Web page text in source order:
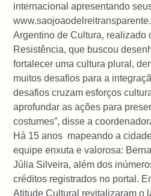
internacional apresentando
Argentino de Cultura, realizado
Resistência, que buscou
fortalecer uma cultura plural,
muitos desafios para a
desafios cruzam esforços
aprofundar as ações para
costumes”, disse a
Há 15 anos mapeando a
equipe enxuta e valorosa:
Júlia Silveira, além dos
créditos registrados no portal.
Atitude Cultural revitalizaram o